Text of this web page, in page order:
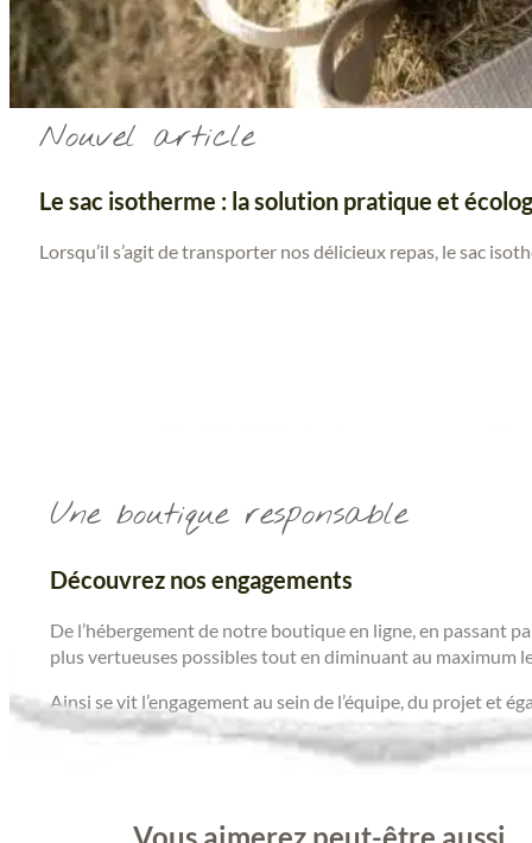
Nouvel article
Le sac isotherme : la solution pratique et
Lorsqu’il s’agit de transporter nos délicieux repas, le sac
Une boutique responsable
Découvrez nos engagements
De l’hébergement de notre boutique en ligne, en passant
plus vertueuses possibles tout en diminuant au maximum
Ainsi se vit l’engagement au sein de l’équipe, du projet et